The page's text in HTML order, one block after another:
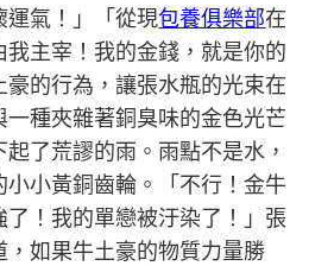
運氣！」「從現包養俱樂部在
我主宰！我的金錢，就是你的
豪的行為，讓張水瓶的光束在
一種夾雜著銅臭味的金色光芒
了荒謬的雨。雨點不是水，
小小黃銅齒輪。「不行！金牛
了！我的單戀被汙染了！」張
，如果牛土豪的物質力量勝